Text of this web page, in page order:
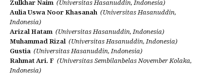
Zulkhar Naim (Universitas Hasanuddin, Indonesia)
Aulia Uswa Noor Khasanah (Universitas Hasanuddin,
Indonesia)
Arizal Hatam (Universitas Hasanuddin, Indonesia)
Muhammad Rizal (Universitas Hasanuddin, Indonesia)
Gustia (Universitas Hasanuddin, Indonesia)
Rahmat Ari. F (Universitas Sembilanbelas November Kolaka,
Indonesia)